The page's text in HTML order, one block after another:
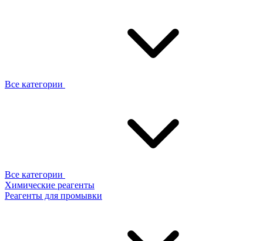
Все категории
Все категории
Химические реагенты
Реагенты для промывки